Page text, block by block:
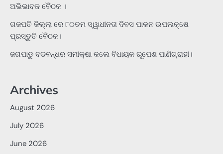
ଅଭିଭାବକ ବୈଠକ ।
ଗଜପତି ଜିଲ୍ଲା ରେ ୮୦ତମ ସ୍ୱାଧୀନତା ଦିବସ ପାଳନ ଉପଲକ୍ଷେ
ପ୍ରସ୍ତୁତି ବୈଠକ।
ଜଗପାଡୁ ବଡବନ୍ଧର ସମୀକ୍ଷା କଲେ ବିଧାୟକ ରୂପେଶ ପାଣିଗ୍ରାହୀ।
Archives
August 2026
July 2026
June 2026